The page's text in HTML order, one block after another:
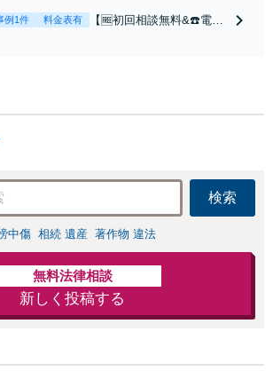
例1件 料金表有
【🆓初回相談無料&☎️電話
検索
中傷 相続 遺産 著作物 違法
無料法律相談
新しく投稿する